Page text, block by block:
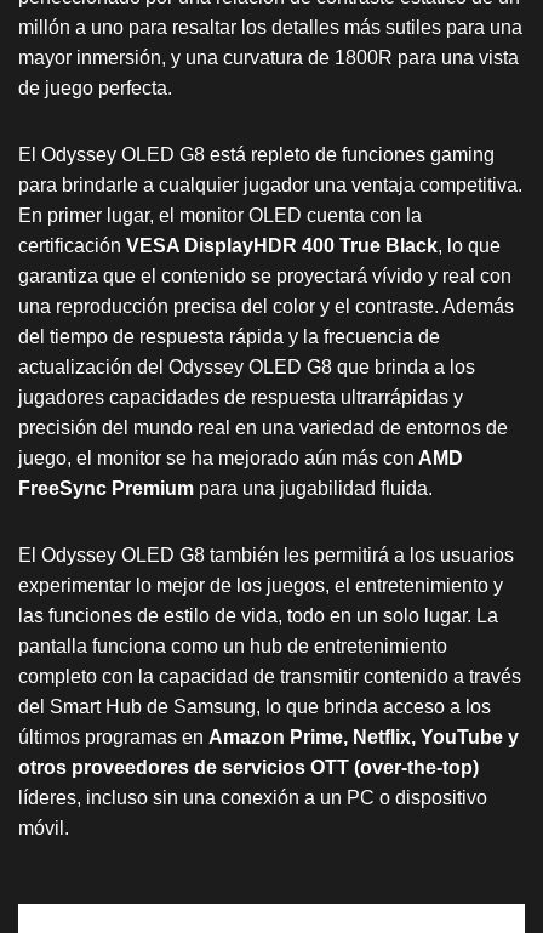
millón a uno para resaltar los detalles más sutiles para una
mayor inmersión, y una curvatura de 1800R para una vista
de juego perfecta.
El Odyssey OLED G8 está repleto de funciones gaming
para brindarle a cualquier jugador una ventaja competitiva.
En primer lugar, el monitor OLED cuenta con la
certificación VESA DisplayHDR 400 True Black, lo que
garantiza que el contenido se proyectará vívido y real con
una reproducción precisa del color y el contraste. Además
del tiempo de respuesta rápida y la frecuencia de
actualización del Odyssey OLED G8 que brinda a los
jugadores capacidades de respuesta ultrarrápidas y
precisión del mundo real en una variedad de entornos de
juego, el monitor se ha mejorado aún más con AMD
FreeSync Premium para una jugabilidad fluida.
El Odyssey OLED G8 también les permitirá a los usuarios
experimentar lo mejor de los juegos, el entretenimiento y
las funciones de estilo de vida, todo en un solo lugar. La
pantalla funciona como un hub de entretenimiento
completo con la capacidad de transmitir contenido a través
del Smart Hub de Samsung, lo que brinda acceso a los
últimos programas en Amazon Prime, Netflix, YouTube y
otros proveedores de servicios OTT (over-the-top)
líderes, incluso sin una conexión a un PC o dispositivo
móvil.